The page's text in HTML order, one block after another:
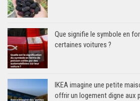
Que signifie le symbole en
certaines voitures ?
IKEA imagine une petite
offrir un logement digne aux